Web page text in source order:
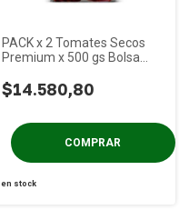
PACK x 2 Tomates Secos
Premium x 500 gs Bolsa
$14.580,80
en stock